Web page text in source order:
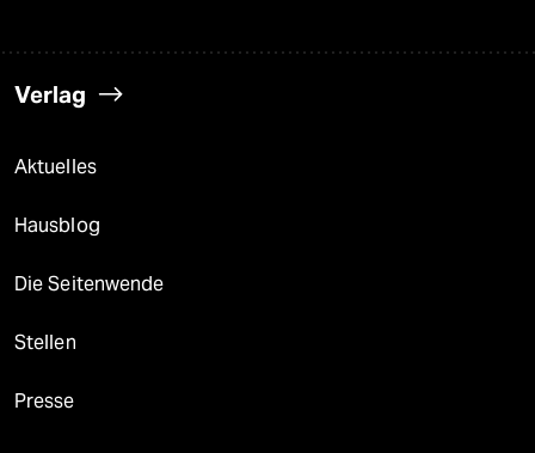
Verlag
Aktuelles
Hausblog
Die Seitenwende
Stellen
Presse